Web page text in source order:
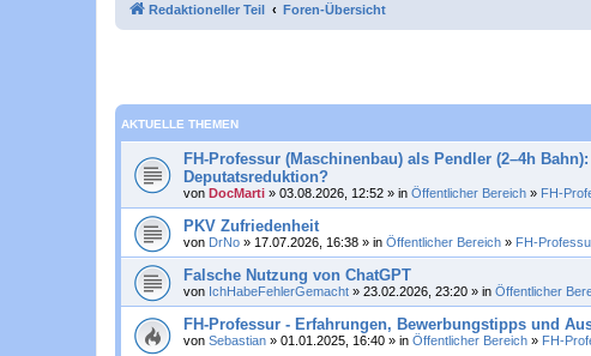
Redaktioneller Teil Foren-Übersicht
AKTUELLE THEMEN
FH-Professur (Maschinenbau) als Pendler (2–4h
Deputatsreduktion?
von DocMarti » 03.08.2026, 12:52 » in Öffentlicher Bereich » FH-
PKV Zufriedenheit
von DrNo » 17.07.2026, 16:38 » in Öffentlicher Bereich » FH-
Falsche Nutzung von ChatGPT
von IchHabeFehlerGemacht » 23.02.2026, 23:20 » in Öffentlicher
FH-Professur - Erfahrungen, Bewerbungstipps und
von Sebastian » 01.01.2025, 16:40 » in Öffentlicher Bereich » FH-